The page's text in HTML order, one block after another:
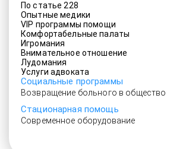
По статье 228
Опытные медики
VIP программы помощи
Комфортабельные палаты
Игромания
Внимательное отношение
Лудомания
Услуги адвоката
Социальные программы
Возвращение больного в общество
Стационарная помощь
Современное оборудование